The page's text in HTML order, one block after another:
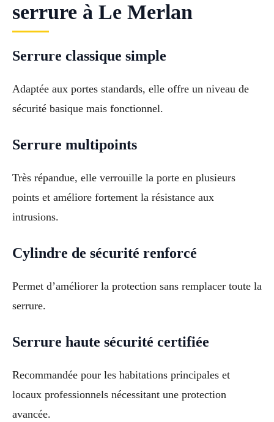
serrure à Le Merlan
Serrure classique simple
Adaptée aux portes standards, elle offre un niveau de
sécurité basique mais fonctionnel.
Serrure multipoints
Très répandue, elle verrouille la porte en plusieurs
points et améliore fortement la résistance aux
intrusions.
Cylindre de sécurité renforcé
Permet d’améliorer la protection sans remplacer toute la
serrure.
Serrure haute sécurité certifiée
Recommandée pour les habitations principales et
locaux professionnels nécessitant une protection
avancée.